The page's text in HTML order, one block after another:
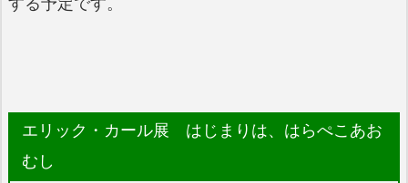
エリック・カール展 はじまりは、はらぺこあお
むし